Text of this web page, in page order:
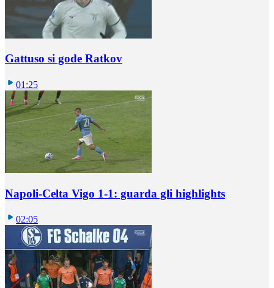
Gattuso si gode Ratkov
01:25
Napoli-Celta Vigo 1-1: guarda gli highlights
02:05